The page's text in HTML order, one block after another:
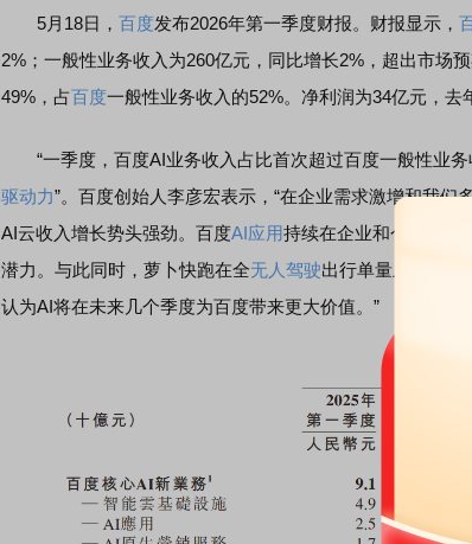
5月18日， 百度发布2026年第一季度财报。财报显示，
2%；一般性业务收入为260亿元，同比增长2%，超出市场
49%，占百度一般性业务收入的52%。净利润为34亿元，去
“一季度，百度AI业务收入占比首次超过百度一般性业务
驱动力”。百度创始人李彦宏表示，“在企业需求激增和我们
AI云收入增长势头强劲。百度AI应用持续在企业和个人中扩
潜力。与此同时，萝卜快跑在全无人驾驶出行单量上保持三
认为AI将在未来几个季度为百度带来更大价值。”